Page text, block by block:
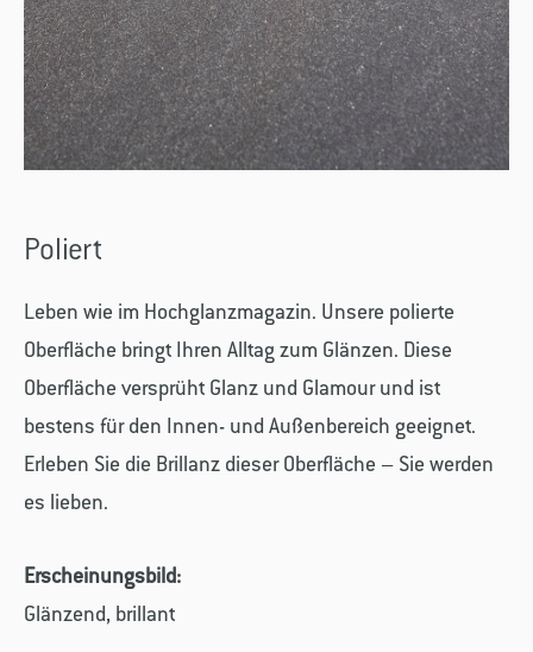
Poliert
Leben wie im Hochglanzmagazin. Unsere polierte
Oberfläche bringt Ihren Alltag zum Glänzen. Diese
Oberfläche versprüht Glanz und Glamour und ist
bestens für den Innen- und Außenbereich geeignet.
Erleben Sie die Brillanz dieser Oberfläche – Sie werden
es lieben.
Erscheinungsbild:
Glänzend, brillant